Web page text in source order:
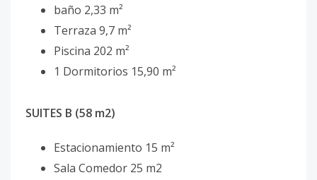
baño 2,33 m²
Terraza 9,7 m²
Piscina 202 m²
1 Dormitorios 15,90 m²
SUITES B (58 m2)
Estacionamiento 15 m²
Sala Comedor 25 m2